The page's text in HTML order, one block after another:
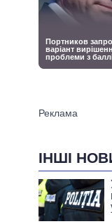
ІНШІ